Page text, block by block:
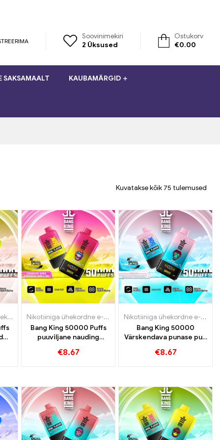
Soovinimekiri
2 Üksused
Ostukorv
€0.00
SAKSAMAALT KAUBAMÄRGID
Kuvatakse kõik 75 tulemused
Luksemburg, Ühekordsed e-sigaretid Rootsi, Ühekordsed e-
e-sigaretid,Ühekordsed e-sigaretid Luksemburg, Ühekordsed e-
, Ühekordsed e-sigaretid,Ühekordsed e-sigaretid
Nikotiiniga ühekordne e-sigaret ,Ühekordsed e-sigaretid,
Bang King 50000 Puffs
puuviljane nauding
arbuusimulli kummiga
€8.67
Nikotiiniga ühekordne e-sigaret
Bang King 50000
Värskendava punase pulli
maitse
€8.67